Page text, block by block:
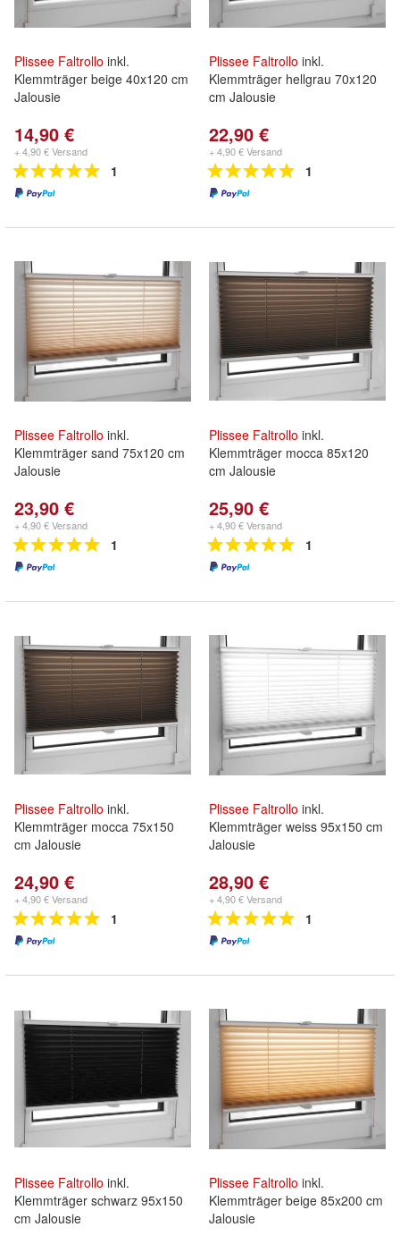
Plissee Faltrollo inkl.
Klemmträger beige 40x120 cm
Jalousie
14,90 €
+ 4,90 € Versand
1
Plissee Faltrollo inkl.
Klemmträger hellgrau 70x120
cm Jalousie
22,90 €
+ 4,90 € Versand
1
Plissee Faltrollo inkl.
Klemmträger sand 75x120 cm
Jalousie
23,90 €
+ 4,90 € Versand
1
Plissee Faltrollo inkl.
Klemmträger mocca 85x120
cm Jalousie
25,90 €
+ 4,90 € Versand
1
Plissee Faltrollo inkl.
Klemmträger mocca 75x150
cm Jalousie
24,90 €
+ 4,90 € Versand
1
Plissee Faltrollo inkl.
Klemmträger weiss 95x150 cm
Jalousie
28,90 €
+ 4,90 € Versand
1
Plissee Faltrollo inkl.
Klemmträger schwarz 95x150
cm Jalousie
Plissee Faltrollo inkl.
Klemmträger beige 85x200 cm
Jalousie